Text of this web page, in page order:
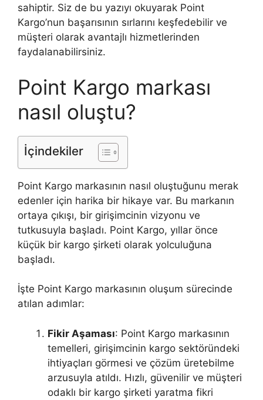
sahiptir. Siz de bu yazıyı okuyarak Point
Kargo’nun başarısının sırlarını keşfedebilir ve
müşteri olarak avantajlı hizmetlerinden
faydalanabilirsiniz.
Point Kargo markası
nasıl oluştu?
İçindekiler
Point Kargo markasının nasıl oluştuğunu merak
edenler için harika bir hikaye var. Bu markanın
ortaya çıkışı, bir girişimcinin vizyonu ve
tutkusuyla başladı. Point Kargo, yıllar önce
küçük bir kargo şirketi olarak yolculuğuna
başladı.
İşte Point Kargo markasının oluşum sürecinde
atılan adımlar:
Fikir Aşaması: Point Kargo markasının
temelleri, girişimcinin kargo sektöründeki
ihtiyaçları görmesi ve çözüm üretebilme
arzusuyla atıldı. Hızlı, güvenilir ve müşteri
odaklı bir kargo şirketi yaratma fikri